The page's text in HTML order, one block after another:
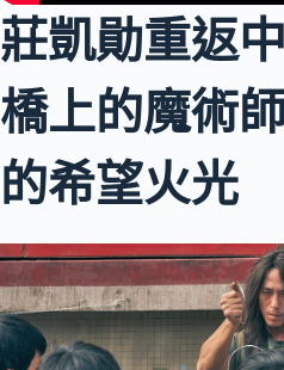
莊凱勛重返
橋上的魔術
的希望火光